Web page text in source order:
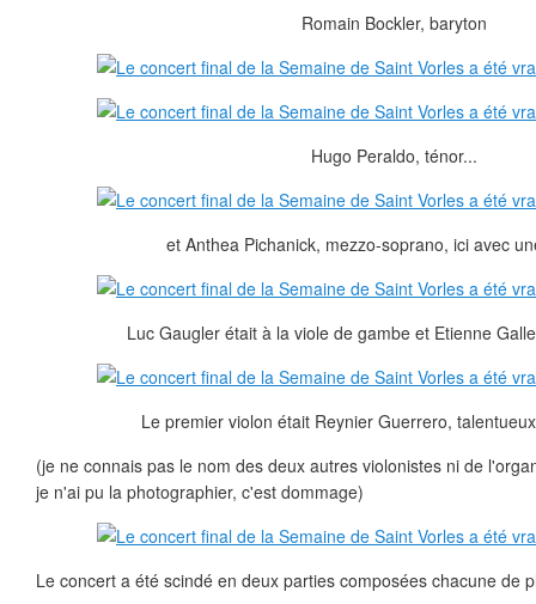
Romain Bockler, baryton
Hugo Peraldo, ténor...
et Anthea Pichanick, mezzo-soprano, ici avec
Luc Gaugler était à la viole de gambe et Etienne
Le premier violon était Reynier Guerrero,
(je ne connais pas le nom des deux autres violonistes ni de
je n'ai pu la photographier, c'est dommage)
Le concert a été scindé en deux parties composées chacune de